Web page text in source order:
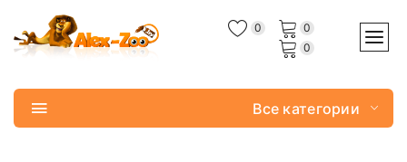
0
0
0
Все категории